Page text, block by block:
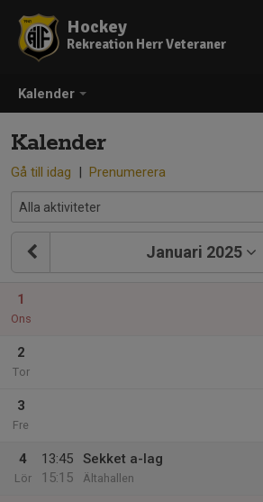
Kalender
Hockey
Rekreation Herr Veteraner
Kalender
Gå till idag | Prenumerera
Januari 2025
1
Ons
2
Tor
3
Fre
4
Lör
13:45
15:15
Sekket a-lag
Ältahallen